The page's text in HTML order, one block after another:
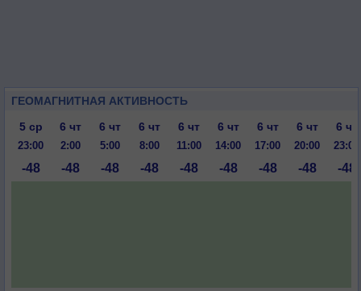
ГЕОМАГНИТНАЯ АКТИВНОСТЬ
5 ср
6 чт 6 чт 6 чт 6 чт 6 чт 6 чт 6 чт 6 чт
23:00 2:00 5:00 8:00 11:00 14:00 17:00 20:00 23:00
-48 -48 -48 -48 -48 -48 -48 -48 -48